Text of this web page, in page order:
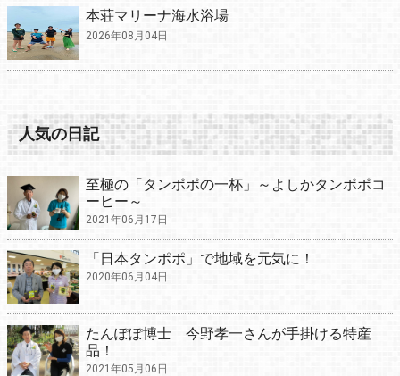
本荘マリーナ海水浴場
2026年08月04日
人気の日記
至極の「タンポポの一杯」～よしかタンポポコ
ーヒー～
2021年06月17日
「日本タンポポ」で地域を元気に！
2020年06月04日
たんぽぽ博士 今野孝一さんが手掛ける特産
品！
2021年05月06日